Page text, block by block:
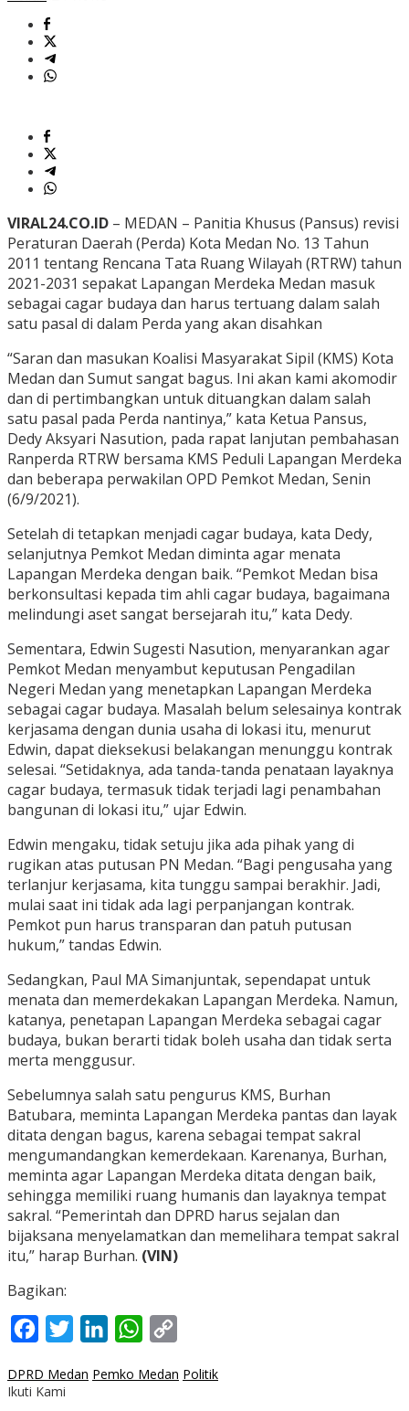
VIRAL24.CO.ID – MEDAN – Panitia Khusus (Pansus) revisi
Peraturan Daerah (Perda) Kota Medan No. 13 Tahun
2011 tentang Rencana Tata Ruang Wilayah (RTRW) tahun
2021-2031 sepakat Lapangan Merdeka Medan masuk
sebagai cagar budaya dan harus tertuang dalam salah
satu pasal di dalam Perda yang akan disahkan
“Saran dan masukan Koalisi Masyarakat Sipil (KMS) Kota
Medan dan Sumut sangat bagus. Ini akan kami akomodir
dan di pertimbangkan untuk dituangkan dalam salah
satu pasal pada Perda nantinya,” kata Ketua Pansus,
Dedy Aksyari Nasution, pada rapat lanjutan pembahasan
Ranperda RTRW bersama KMS Peduli Lapangan Merdeka
dan beberapa perwakilan OPD Pemkot Medan, Senin
(6/9/2021).
Setelah di tetapkan menjadi cagar budaya, kata Dedy,
selanjutnya Pemkot Medan diminta agar menata
Lapangan Merdeka dengan baik. “Pemkot Medan bisa
berkonsultasi kepada tim ahli cagar budaya, bagaimana
melindungi aset sangat bersejarah itu,” kata Dedy.
Sementara, Edwin Sugesti Nasution, menyarankan agar
Pemkot Medan menyambut keputusan Pengadilan
Negeri Medan yang menetapkan Lapangan Merdeka
sebagai cagar budaya. Masalah belum selesainya kontrak
kerjasama dengan dunia usaha di lokasi itu, menurut
Edwin, dapat dieksekusi belakangan menunggu kontrak
selesai. “Setidaknya, ada tanda-tanda penataan layaknya
cagar budaya, termasuk tidak terjadi lagi penambahan
bangunan di lokasi itu,” ujar Edwin.
Edwin mengaku, tidak setuju jika ada pihak yang di
rugikan atas putusan PN Medan. “Bagi pengusaha yang
terlanjur kerjasama, kita tunggu sampai berakhir. Jadi,
mulai saat ini tidak ada lagi perpanjangan kontrak.
Pemkot pun harus transparan dan patuh putusan
hukum,” tandas Edwin.
Sedangkan, Paul MA Simanjuntak, sependapat untuk
menata dan memerdekakan Lapangan Merdeka. Namun,
katanya, penetapan Lapangan Merdeka sebagai cagar
budaya, bukan berarti tidak boleh usaha dan tidak serta
merta menggusur.
Sebelumnya salah satu pengurus KMS, Burhan
Batubara, meminta Lapangan Merdeka pantas dan layak
ditata dengan bagus, karena sebagai tempat sakral
mengumandangkan kemerdekaan. Karenanya, Burhan,
meminta agar Lapangan Merdeka ditata dengan baik,
sehingga memiliki ruang humanis dan layaknya tempat
sakral. “Pemerintah dan DPRD harus sejalan dan
bijaksana menyelamatkan dan memelihara tempat sakral
itu,” harap Burhan. (VIN)
Bagikan:
FacebookTwitterLinkedInWhatsApp
DPRD Medan Pemko Medan Politik
Ikuti Kami